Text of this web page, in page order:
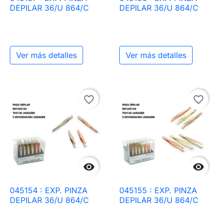
DEPILAR 36/U 864/C
Ver más detalles
DEPILAR 36/U 864/C
Ver más detalles

favorite_border
045154 : EXP. PINZA
DEPILAR 36/U 864/C

favorite_border
045155 : EXP. PINZA
DEPILAR 36/U 864/C